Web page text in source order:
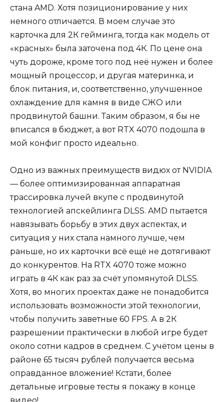
стана AMD. Хотя позиционирование у них
немного отличается. В моем случае это
карточка для 2К гейминга, тогда как модель от
«красных» была заточена под 4К. По цене она
чуть дороже, кроме того под неё нужен и более
мощный процессор, и другая материнка, и
блок питания, и, соответственно, улучшенное
охлаждение для камня в виде СЖО или
продвинутой башни. Таким образом, я бы не
вписался в бюджет, а вот RTX 4070 подошла в
мой конфиг просто идеально.
Одно из важных преимуществ видюх от NVIDIA
— более оптимизированная аппаратная
трассировка лучей вкупе с продвинутой
технологией апскейлинга DLSS. AMD пытается
навязывать борьбу в этих двух аспектах, и
ситуация у них стала намного лучше, чем
раньше, но их карточки всё ещё не дотягивают
до конкурентов. На RTX 4070 тоже можно
играть в 4К как раз за счёт упомянутой DLSS.
Хотя, во многих проектах даже не понадобится
использовать возможности этой технологии,
чтобы получить заветные 60 FPS. А в 2К
разрешении практически в любой игре будет
около сотни кадров в среднем. С учётом цены в
районе 65 тысяч рублей получается весьма
оправданное вложение! Кстати, более
детальные игровые тесты я покажу в конце